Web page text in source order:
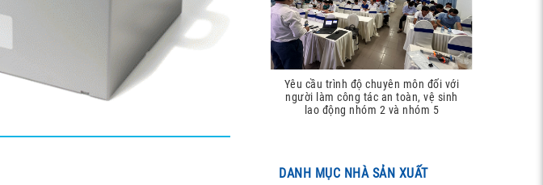
Yêu cầu trình độ chuyên môn đối với
người làm công tác an toàn, vệ sinh
lao động nhóm 2 và nhóm 5
DANH MỤC NHÀ SẢN XUẤT